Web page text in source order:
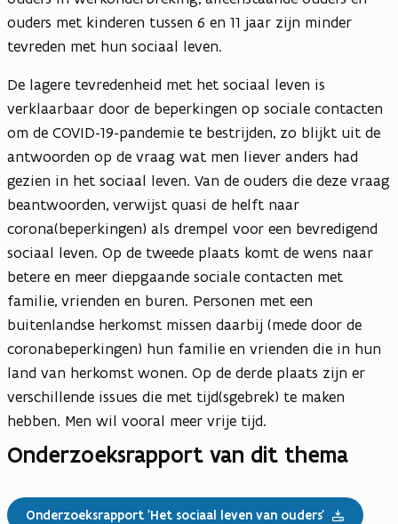
ouders met kinderen tussen 6 en 11 jaar zijn minder
tevreden met hun sociaal leven.
De lagere tevredenheid met het sociaal leven is
verklaarbaar door de beperkingen op sociale contacten
om de COVID-19-pandemie te bestrijden, zo blijkt uit de
antwoorden op de vraag wat men liever anders had
gezien in het sociaal leven. Van de ouders die deze vraag
beantwoorden, verwijst quasi de helft naar
corona(beperkingen) als drempel voor een bevredigend
sociaal leven. Op de tweede plaats komt de wens naar
betere en meer diepgaande sociale contacten met
familie, vrienden en buren. Personen met een
buitenlandse herkomst missen daarbij (mede door de
coronabeperkingen) hun familie en vrienden die in hun
land van herkomst wonen. Op de derde plaats zijn er
verschillende issues die met tijd(sgebrek) te maken
hebben. Men wil vooral meer vrije tijd.
Onderzoeksrapport van dit thema
Onderzoeksrapport 'Het sociaal leven van ouders'